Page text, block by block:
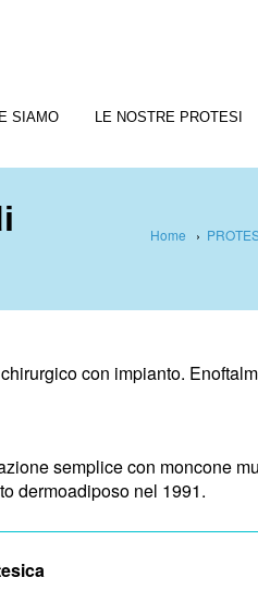
SIAMO LE NOSTRE PROTESI
Home ›
con impianto.
semplice con moncone
dermoadiposo nel 1991.